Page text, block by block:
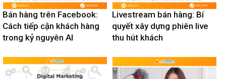
Bán hàng trên Facebook:
Cách tiếp cận khách hàng
trong kỷ nguyên AI
Livestream bán hàng: Bí
quyết xây dựng phiên live
thu hút khách